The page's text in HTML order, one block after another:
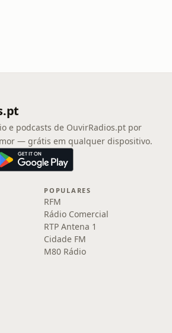
e podcasts de OuvirRadios.pt por
— grátis em qualquer dispositivo.
POPULARES
RFM
Rádio Comercial
RTP Antena 1
Cidade FM
M80 Rádio